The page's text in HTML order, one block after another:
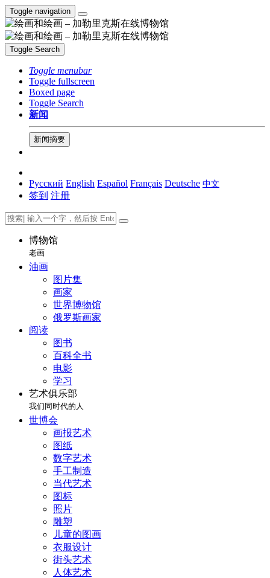
Toggle navigation
Toggle Search
Toggle menubar
Toggle fullscreen
Boxed page
Toggle Search
新闻
新闻摘要
Русский English Español Français Deutsche 中文
签到 注册
博物馆
老画
油画
图片集
画家
世界博物馆
俄罗斯画家
阅读
图书
百科全书
电影
学习
艺术俱乐部
我们同时代的人
世博会
画报艺术
图纸
数字艺术
手工制造
当代艺术
图标
照片
雕塑
儿童的图画
衣服设计
街头艺术
人体艺术